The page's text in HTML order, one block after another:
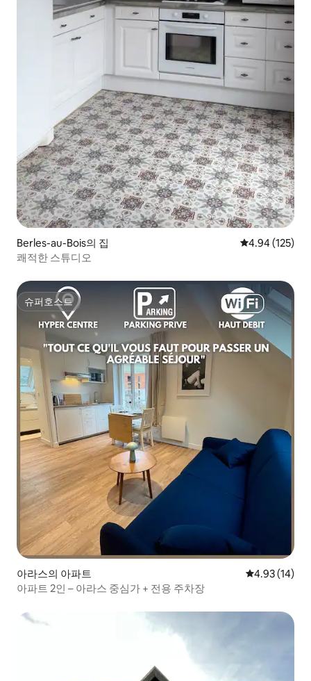
Berles-au-Bois의 집 평점 4.94점(5
4.94 (125)
쾌적한 스튜디오
슈퍼호스트
슈퍼호스트
아라스의 아파트 평점 4.93점
4.93 (14)
아파트 2인 – 아라스 중심가 + 전용 주차장